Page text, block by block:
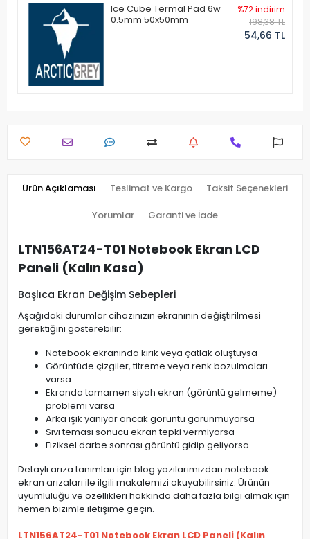
Ice Cube Termal Pad 6w
0.5mm 50x50mm
%72 indirim
198,38 TL
54,66 TL
Ürün Açıklaması Teslimat ve Kargo Taksit Seçenekleri
Yorumlar Garanti ve İade
LTN156AT24-T01 Notebook Ekran LCD
Paneli (Kalın Kasa)
Başlıca Ekran Değişim Sebepleri
Aşağıdaki durumlar cihazınızın ekranının değiştirilmesi
gerektiğini gösterebilir:
Notebook ekranında kırık veya çatlak oluştuysa
Görüntüde çizgiler, titreme veya renk bozulmaları
varsa
Ekranda tamamen siyah ekran (görüntü gelmeme)
problemi varsa
Arka ışık yanıyor ancak görüntü görünmüyorsa
Sıvı teması sonucu ekran tepki vermiyorsa
Fiziksel darbe sonrası görüntü gidip geliyorsa
Detaylı arıza tanımları için blog yazılarımızdan notebook
ekran arızaları ile ilgili makalemizi okuyabilirsiniz. Ürünün
uyumluluğu ve özellikleri hakkında daha fazla bilgi almak için
hemen bizimle iletişime geçin.
LTN156AT24-T01 Notebook Ekran LCD Paneli (Kalın